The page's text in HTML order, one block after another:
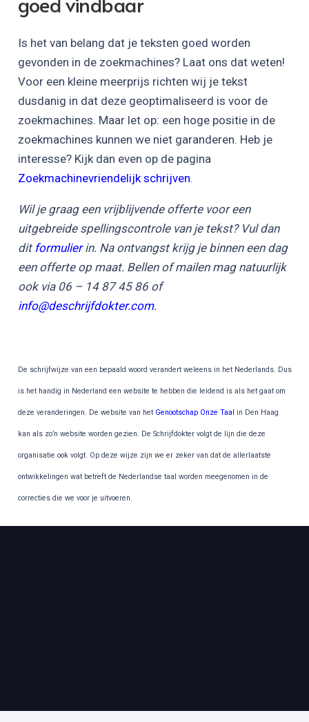
Is het van belang dat je teksten goed worden
gevonden in de zoekmachines? Laat ons dat weten!
Voor een kleine meerprijs richten wij je tekst
dusdanig in dat deze geoptimaliseerd is voor de
zoekmachines. Maar let op: een hoge positie in de
zoekmachines kunnen we niet garanderen. Heb je
interesse? Kijk dan even op de pagina
Zoekmachinevriendelijk schrijven.
Wil je graag een vrijblijvende offerte voor een
uitgebreide spellingscontrole van je tekst? Vul dan
dit formulierin. Na ontvangst krijg je binnen een dag
een offerte op maat. Bellen of mailen mag natuurlijk
ook via 06 – 14 87 45 86 of
info@deschrijfdokter.com.
De schrijfwijze van een bepaald woord verandert weleens in het Nederlands. Dus
is het handig in Nederland een website te hebben die leidend is als het gaat om
deze veranderingen. De website van hetGenootschap Onze Taal in Den Haag
kan als zo’n website worden gezien. De Schrijfdokter volgt de lijn die deze
organisatie ook volgt. Op deze wijze zijn we er zeker van dat de allerlaatste
ontwikkelingen wat betreft de Nederlandse taal worden meegenomen in de
correcties die we voor je uitvoeren.